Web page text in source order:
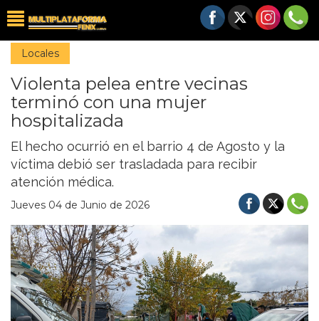
Locales
Violenta pelea entre vecinas
terminó con una mujer
hospitalizada
El hecho ocurrió en el barrio 4 de Agosto y la
víctima debió ser trasladada para recibir
atención médica.
Jueves 04 de Junio de 2026